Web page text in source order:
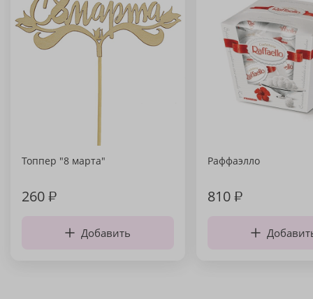
Топпер "8 марта"
260₽
Добавить
Раффаэлло
810₽